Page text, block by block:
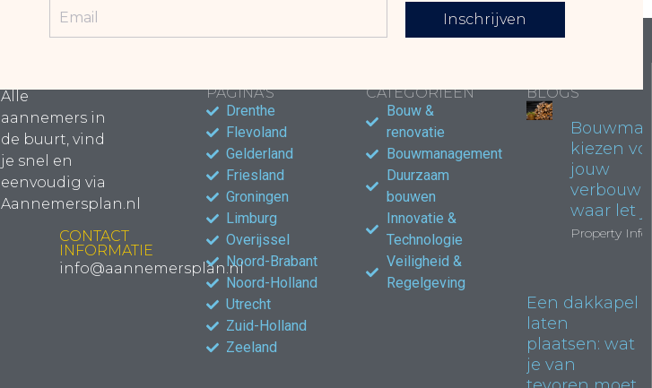
Inschrijven
Alle
aannemers in
de buurt, vind
je snel en
eenvoudig via
Aannemersplan.nl
CONTACT
INFORMATIE
info@aannemersplan.nl
PAGINA'S
Drenthe
Flevoland
Gelderland
Friesland
Groningen
Limburg
Overijssel
Noord-Brabant
Noord-Holland
Utrecht
Zuid-Holland
Zeeland
CATEGORIEËN
Bouw &
renovatie
Bouwmanagement
Duurzaam
bouwen
Innovatie &
Technologie
Veiligheid &
Regelgeving
BLOGS
kiezen
jouw
waar let
Property Info
Een dakkapel
laten
plaatsen: wat
je van